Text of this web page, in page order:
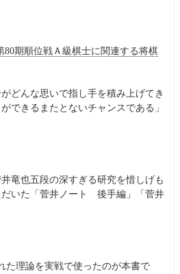
80期順位戦Ａ級棋士に関連する将棋
どんな思いで指し手を積み上げてき
できるまたとないチャンスである」
竜也五段の深すぎる研究を惜しげも
だいた「菅井ノート 後手編」「菅井
た理論を実戦で使ったのが本書で